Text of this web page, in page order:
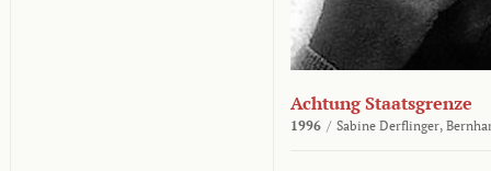
Achtung Staatsgrenze
1996 / Sabine Derflinger,